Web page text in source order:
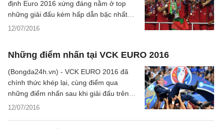
12/07/2016
định Euro 2016 xứng đáng nằm ở top
những giải đấu kém hấp dẫn bậc nhất
trong lịch sử, khi triết lý phòng ngự có
Những điểm nhấn tại VCK EURO 2016
12/07/2016
(Bongda24h.vn) - VCK EURO 2016 đã
chính thức khép lại, cùng điểm qua
những điểm nhấn sau khi giải đấu trên
đất Pháp khép lại.